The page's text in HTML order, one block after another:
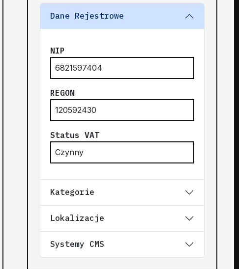
Dane Rejestrowe
NIP
6821597404
REGON
120592430
Status VAT
Czynny
Kategorie
Lokalizacje
Systemy CMS